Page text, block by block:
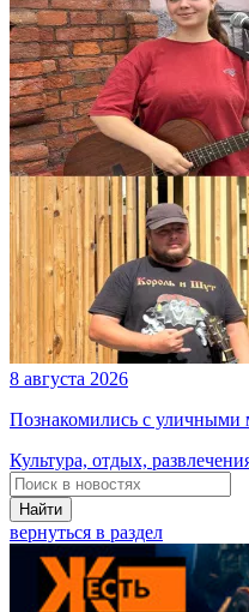
8 августа 2026
Познакомились с уличными
Культура, отдых,
Найти
вернуться в раздел